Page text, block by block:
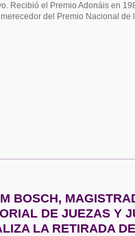
Recibió el Premio Adonáis en
del Premio Nacional de
BOSCH,
DE JUEZAS Y
LA RETIRADA